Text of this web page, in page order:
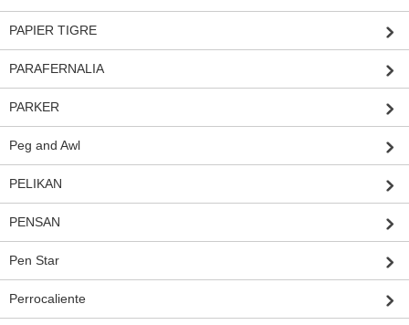
PAPIER TIGRE
PARAFERNALIA
PARKER
Peg and Awl
PELIKAN
PENSAN
Pen Star
Perrocaliente